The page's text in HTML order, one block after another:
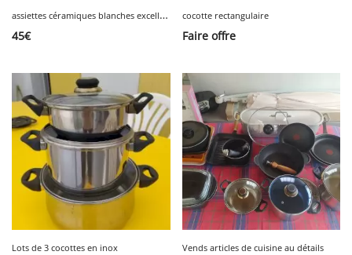
a
ssiettes céramiques blanches excellent état
45€
cocotte rectangulaire
Faire offre
Lots de 3 cocottes en inox Vends articles de cuisine au détails